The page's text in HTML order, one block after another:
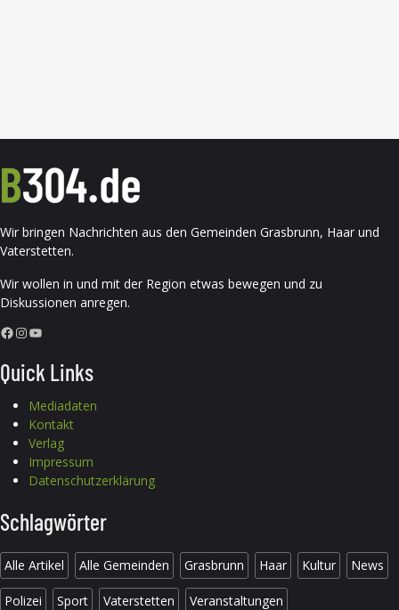
Wir bringen Nachrichten aus den Gemeinden Grasbrunn, Haar und
Vaterstetten.
Wir wollen in und mit der Region etwas bewegen und zu
Diskussionen anregen.
Facebook InstagramYouTube
Quick Links
Mediadaten
Kontakt
Verlag
Impressum
Datenschutzerklärung
Schlagwörter
Alle Artikel Alle Gemeinden Grasbrunn Haar Kultur News
Polizei Sport Vaterstetten Veranstaltungen